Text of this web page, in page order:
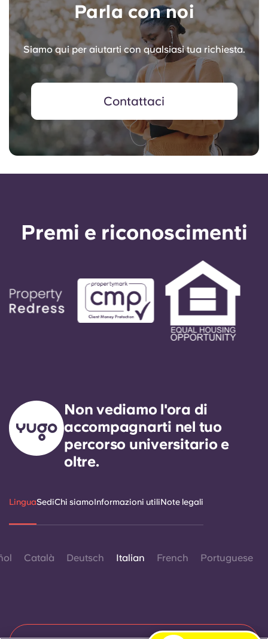
Parla con noi
Siamo qui per aiutarti con qualsiasi tua richiesta.
Contattaci
Premi e riconoscimenti
Non vediamo l'ora di
accompagnarti nel tuo
percorso universitario e
oltre.
LinguaSediChi siamoInformazioni utiliNote legali
Català Deutsch Italian French Portuguese